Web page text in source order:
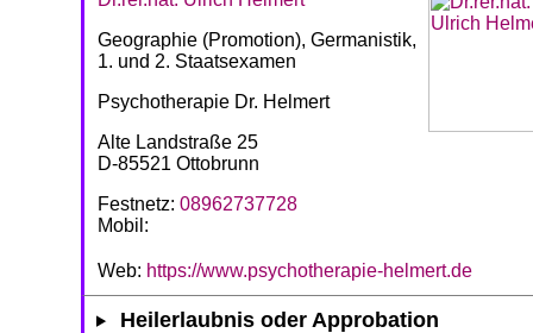
Geographie (Promotion), Germanistik,
1. und 2. Staatsexamen
Psychotherapie Dr. Helmert
Alte Landstraße 25
D-85521 Ottobrunn
Festnetz: 08962737728
Mobil:
Web: https://www.psychotherapie-helmert.de
Heilerlaubnis oder Approbation